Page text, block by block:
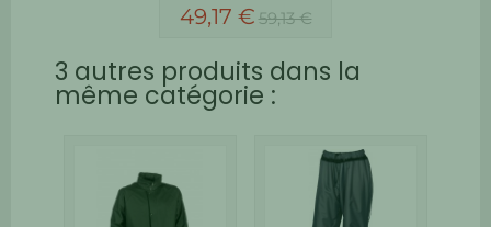
49,17 € 59,13 €
3 autres produits dans la
même catégorie :